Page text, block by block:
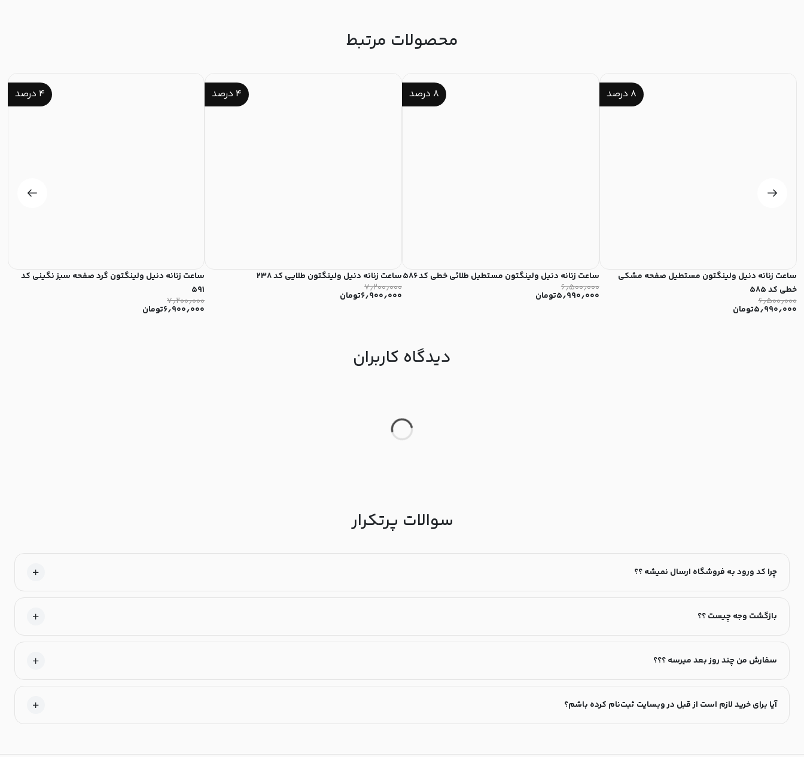
محصولات مرتبط
۸ درصد
ساعت زنانه دنیل ولینگتون مستطیل صفحه مشکی
خطی کد ۵۸۵
۶٫۵۰۰٫۰۰۰
۵٫۹۹۰٫۰۰۰تومان
۸ درصد
ساعت زنانه دنیل ولینگتون مستطیل طلائی خطی کد ۵۸۶
۶٫۵۰۰٫۰۰۰
۵٫۹۹۰٫۰۰۰تومان
۴ درصد
ساعت زنانه دنیل ولینگتون طلایی کد ۲۳۸
۷٫۲۰۰٫۰۰۰
۶٫۹۰۰٫۰۰۰تومان
۴ درصد
ساعت زنانه دنیل ولینگتون گرد صفحه سبز نگینی کد
۵۹۱
۷٫۲۰۰٫۰۰۰
۶٫۹۰۰٫۰۰۰تومان
دیدگاه کاربران
سوالات پرتکرار
چرا کد ورود به فروشگاه ارسال نمیشه ؟؟
بازگشت وجه چیست ؟؟
سفارش من چند روز بعد میرسه ؟؟؟
آیا برای خرید لازم است از قبل در وبسایت ثبت‌نام کرده باشم؟